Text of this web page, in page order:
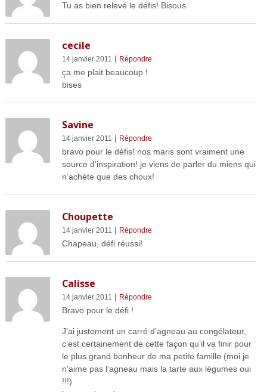
Tu as bien relevé le défis! Bisous
cecile
14 janvier 2011 | Répondre
ça me plait beaucoup !
bises
Savine
14 janvier 2011 | Répondre
bravo pour le défis! nos maris sont vraiment une
source d’inspiration! je viens de parler du miens qui
n’achète que des choux!
Choupette
14 janvier 2011 | Répondre
Chapeau, défi réussi!
Calisse
14 janvier 2011 | Répondre
Bravo pour le défi !
J’ai justement un carré d’agneau au congélateur,
c’est certainement de cette façon qu’il va finir pour
le plus grand bonheur de ma petite famille (moi je
n’aime pas l’agneau mais la tarte aux légumes oui
!!!)